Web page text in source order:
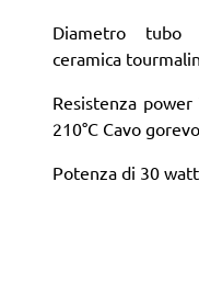
Diametro tubo
ceramica
Resistenza
210°C Cavo
Potenza di 30 watt